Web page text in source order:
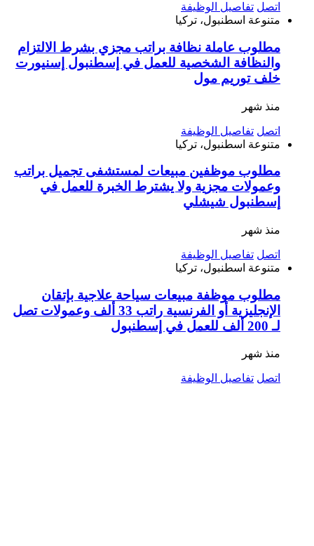
اتصل تفاصيل الوظيفة
متنوعة اسطنبول، تركيا
مطلوب عاملة نظافة براتب مجزي بشرط الالتزام
والنظافة الشخصية للعمل في إسطنبول إسنيورت
خلف توريم مول
منذ شهر
اتصل تفاصيل الوظيفة
متنوعة اسطنبول، تركيا
مطلوب موظفين مبيعات لمستشفى تجميل براتب
وعمولات مجزية ولا يشترط الخبرة للعمل في
إسطنبول شيشلي
منذ شهر
اتصل تفاصيل الوظيفة
متنوعة اسطنبول، تركيا
مطلوب موظفة مبيعات سياحة علاجية بإتقان
الإنجليزية أو الفرنسية راتب 33 ألف وعمولات تصل
لـ 200 ألف للعمل في إسطنبول
منذ شهر
اتصل تفاصيل الوظيفة